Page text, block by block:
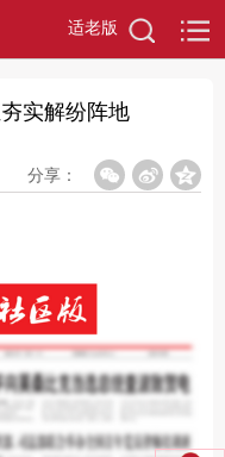
适老版
实解纷阵地
分享：